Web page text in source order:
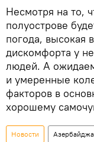
Несмотря на то,
полуострове
погода, высокая
дискомфорта у
людей. А
и умеренные
факторов в
хорошему
Новости